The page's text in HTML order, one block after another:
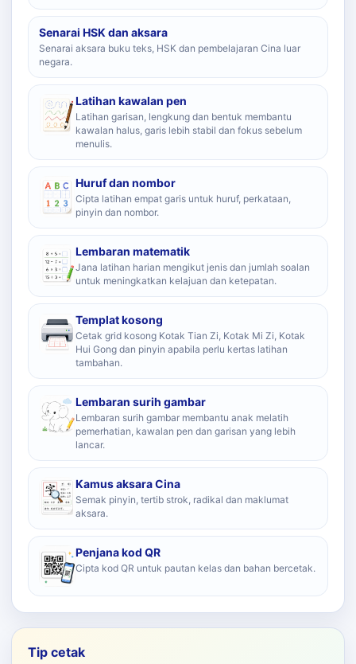
Senarai HSK dan aksara
Senarai aksara buku teks, HSK dan pembelajaran Cina luar
negara.
Latihan kawalan pen
Latihan garisan, lengkung dan bentuk membantu
kawalan halus, garis lebih stabil dan fokus sebelum
menulis.
Huruf dan nombor
Cipta latihan empat garis untuk huruf, perkataan,
pinyin dan nombor.
Lembaran matematik
Jana latihan harian mengikut jenis dan jumlah soalan
untuk meningkatkan kelajuan dan ketepatan.
Templat kosong
Cetak grid kosong Kotak Tian Zi, Kotak Mi Zi, Kotak
Hui Gong dan pinyin apabila perlu kertas latihan
tambahan.
Lembaran surih gambar
Lembaran surih gambar membantu anak melatih
pemerhatian, kawalan pen dan garisan yang lebih
lancar.
Kamus aksara Cina
Semak pinyin, tertib strok, radikal dan maklumat
aksara.
Penjana kod QR
Cipta kod QR untuk pautan kelas dan bahan bercetak.
Tip cetak